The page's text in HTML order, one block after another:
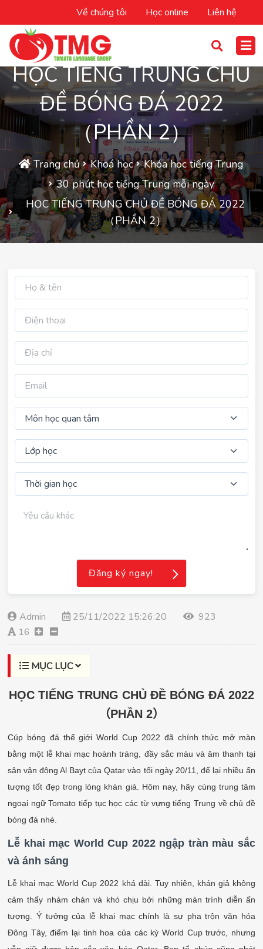
Về chúng tôi Học online Liên hệ
HỌC TIẾNG TRUNG CHỦ
ĐỀ BÓNG ĐÁ 2022
（PHẦN 2）
Trang chủ Khoá học
Khóa học tiếng Trung
30 phút học tiếng Trung mỗi ngày
HỌC TIẾNG TRUNG CHỦ ĐỀ BÓNG ĐÁ 2022
（PHẦN 2）
Admin 25/11/2022 15:26:20
923
16
MỤC LỤC
HỌC TIẾNG TRUNG CHỦ ĐỀ BÓNG ĐÁ 2022
（PHẦN 2）
Cúp bóng đá thế giới World Cup 2022 đã chính thức mở màn
bằng một lễ khai mạc hoành tráng, đầy sắc màu và âm thanh tại
sân vận động Al Bayt của Qatar vào tối ngày 20/11, để lại nhiều ấn
tượng tốt đẹp trong lòng khán giả. Hôm nay, hãy cùng trung tâm
ngoại ngữ Tomato tiếp tục học các từ vựng tiếng Trung về chủ đề
bóng đá nhé.
Lễ khai mạc World Cup 2022 ngập tràn màu sắc
và ánh sáng
Lễ khai mạc World Cup 2022 khá dài. Tuy nhiên, khán giả không
cảm thấy nhàm chán và khó chịu bởi những màn trình diễn ấn
tượng. Ý tưởng của lễ khai mạc chính là sự pha trộn văn hóa
Đông Tây, điểm lại tinh hoa của các kỳ World Cup trước, nhưng
Đăng ký ngay!